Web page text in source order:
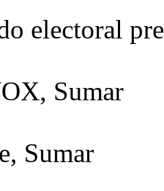
electoral
Sumar
Sumar